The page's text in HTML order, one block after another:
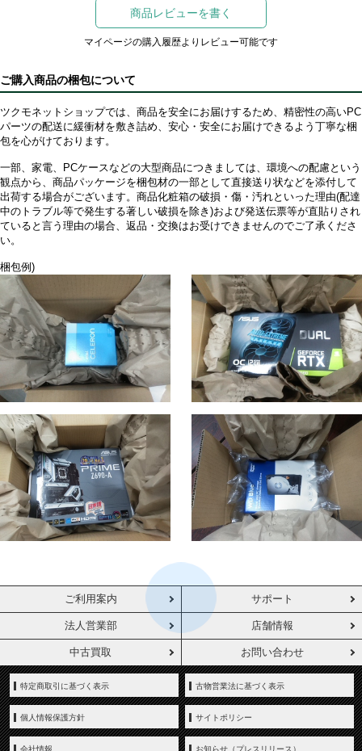
商品レビューを書く
マイページの購入履歴よりレビュー可能です
ご購入商品の梱包について
ツクモネットショップでは、商品を安全にお届けするため、精密性の高いPC
パーツの配送に緩衝材を敷き詰め、安心・安全にお届けできるよう丁寧な梱
包を心がけております。
一部、家電、PCケースなどの大型商品につきましては、環境への配慮という
観点から、商品パッケージを梱包材の一部として直接送り状などを添付して
出荷する場合がございます。商品化粧箱の破損・傷・汚れといった理由(配達
中のトラブル等で発生する著しい破損を除き)および発送伝票等が直貼りされ
ていると言う理由の場合、返品・交換はお受けできませんのでご了承くださ
い。
梱包例)
ご利用案内 サポート
法人営業部 店舗情報
中古買取 お問い合わせ
特定商取引に基づく表示 古物営業法に基づく表示
個人情報保護方針 サイトポリシー
会社情報 お知らせ（プレスリリース）